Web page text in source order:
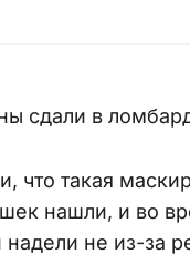
сдали в
что такая
нашли, и во
не из-за